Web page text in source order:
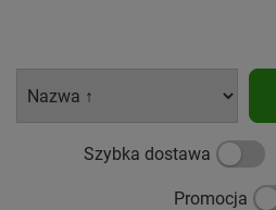
Szybka dostawa
Promocja